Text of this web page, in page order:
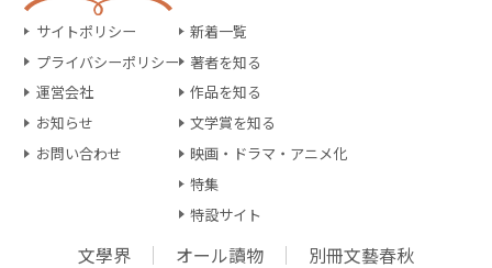
サイトポリシー
プライバシーポリシー
運営会社
お知らせ
お問い合わせ
新着一覧
著者を知る
作品を知る
文学賞を知る
映画・ドラマ・アニメ化
特集
特設サイト
文學界 オール讀物 別冊文藝春秋